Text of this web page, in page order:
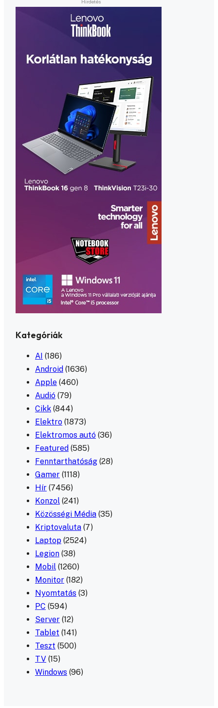
Kategóriák
AI (186)
Android (1636)
Apple (460)
Audió (79)
Cikk (844)
Elektro (1873)
Elektromos autó (36)
Featured (585)
Fenntarthatóság (28)
Gamer (1118)
Hír (7456)
Konzol (241)
Közösségi Média (35)
Kriptovaluta (7)
Laptop (2524)
Legion (38)
Mobil (1260)
Monitor (182)
Nyomtatás (3)
PC (594)
Server (12)
Tablet (141)
Teszt (500)
TV (15)
Windows (96)